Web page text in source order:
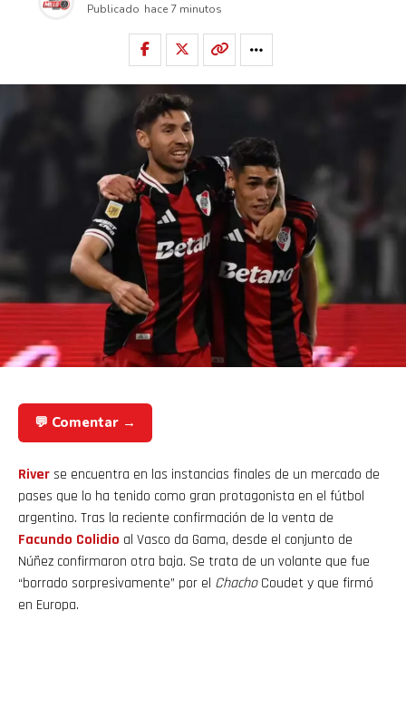
Publicado hace 7 minutos
💬 Comentar →
Riverse encuentra en las instancias finales de un mercado de
pases que lo ha tenido como gran protagonista en el fútbol
argentino. Tras la reciente confirmación de la venta de
Facundo Colidio al Vasco da Gama, desde el conjunto de
Núñez confirmaron otra baja. Se trata de un volante que fue
“borrado sorpresivamente” por el ChachoCoudet y que firmó
en Europa.